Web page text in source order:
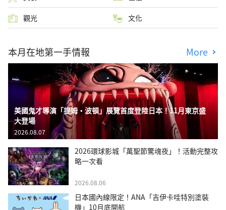
觀光 文化
本月在地第一手情報 More
美國鬼才導演「提姆・波頓」展覽首度登陸日本！11月東京盛
大登場
2026.08.07
2026環球影城「萬聖節驚魂夜」！活動完整攻
略一次看
2026.08.06
日本國內線限定！ANA「吉伊卡哇特別塗裝
機」10月底開航